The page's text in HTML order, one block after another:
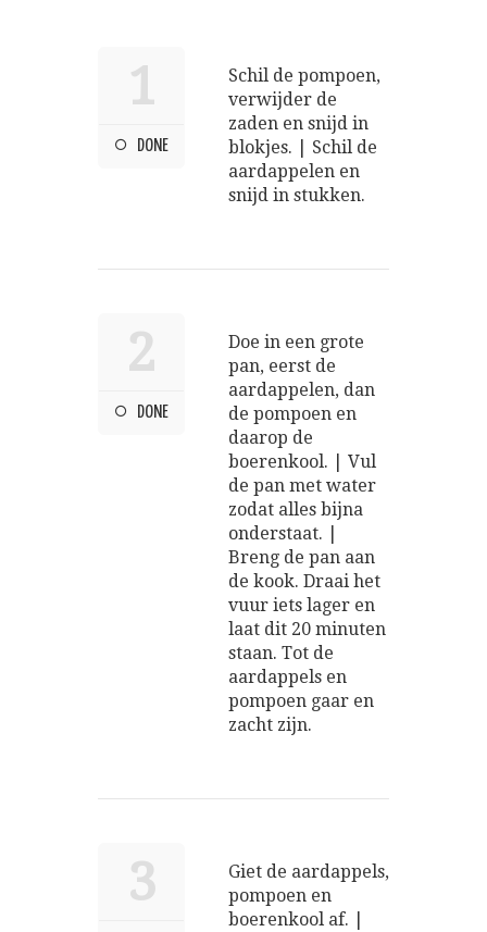
1
DONE
Schil de pompoen,
verwijder de
zaden en snijd in
blokjes. | Schil de
aardappelen en
snijd in stukken.
2
DONE
Doe in een grote
pan, eerst de
aardappelen, dan
de pompoen en
daarop de
boerenkool. | Vul
de pan met water
zodat alles bijna
onderstaat. |
Breng de pan aan
de kook. Draai het
vuur iets lager en
laat dit 20 minuten
staan. Tot de
aardappels en
pompoen gaar en
zacht zijn.
3
Giet de aardappels,
pompoen en
boerenkool af. |